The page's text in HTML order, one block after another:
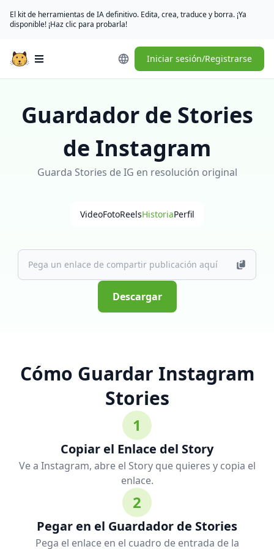
El kit de herramientas de IA definitivo. Edita, crea, traduce y borra. ¡Ya
disponible! ¡Haz clic para probarla!
Open main menu Iniciar sesión/Registrarse
Guardador de Stories
de Instagram
Guarda Stories de IG en resolución original
VideoFotoReelsHistoriaPerfil
Descargar
Cómo Guardar Instagram
Stories
1
Copiar el Enlace del Story
Ve a Instagram, abre el Story que quieres y copia el
enlace.
2
Pegar en el Guardador de Stories
Pega el enlace en el cuadro de entrada de la